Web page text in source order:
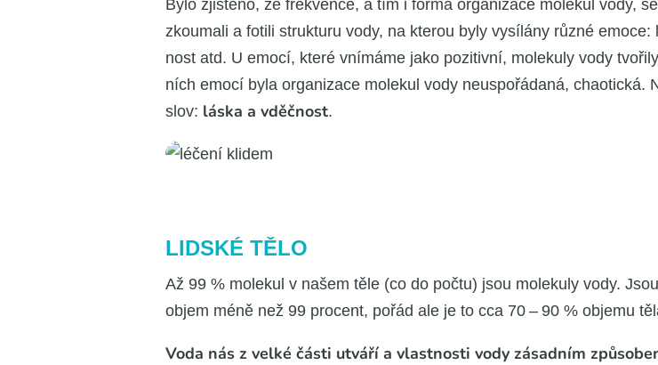
Bylo zjiš­tě­no, že frek­ven­ce, a tím i for­ma orga­ni­za­ce mole­kul vody,
zkou­ma­li a foti­li struk­tu­ru vody, na kte­rou byly vysí­lá­ny růz­né
nost atd. U emo­cí, kte­ré vní­má­me jako pozi­tiv­ní, mole­ku­ly vody
ních emo­cí byla orga­ni­za­ce mole­kul vody neu­spo­řá­da­ná, cha­o­tic­ká.
slov: lás­ka a vděč­nost.
LIDSKÉ TĚLO
Až 99 % mole­kul v našem těle (co do počtu) jsou mole­ku­ly vody.
objem méně než 99 pro­cent, pořád ale je to cca 70 – 90 % obje­mu
Voda nás z vel­ké čás­ti utvá­ří a vlast­nos­ti vody zásad­ním